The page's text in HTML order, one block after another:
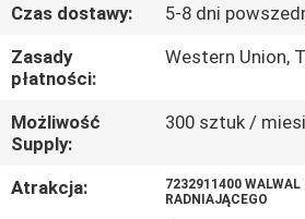
SKONTAKTUJ
SIĘ
Z
NAMI
AKTUALNOŚCI
Czas dostawy:
5-8 dni
Zasady
płatności:
Western Union,
Możliwość
Supply:
300 sztuk /
Atrakcja:
7232911400 WALWAL
RADNIAJĄCEGO